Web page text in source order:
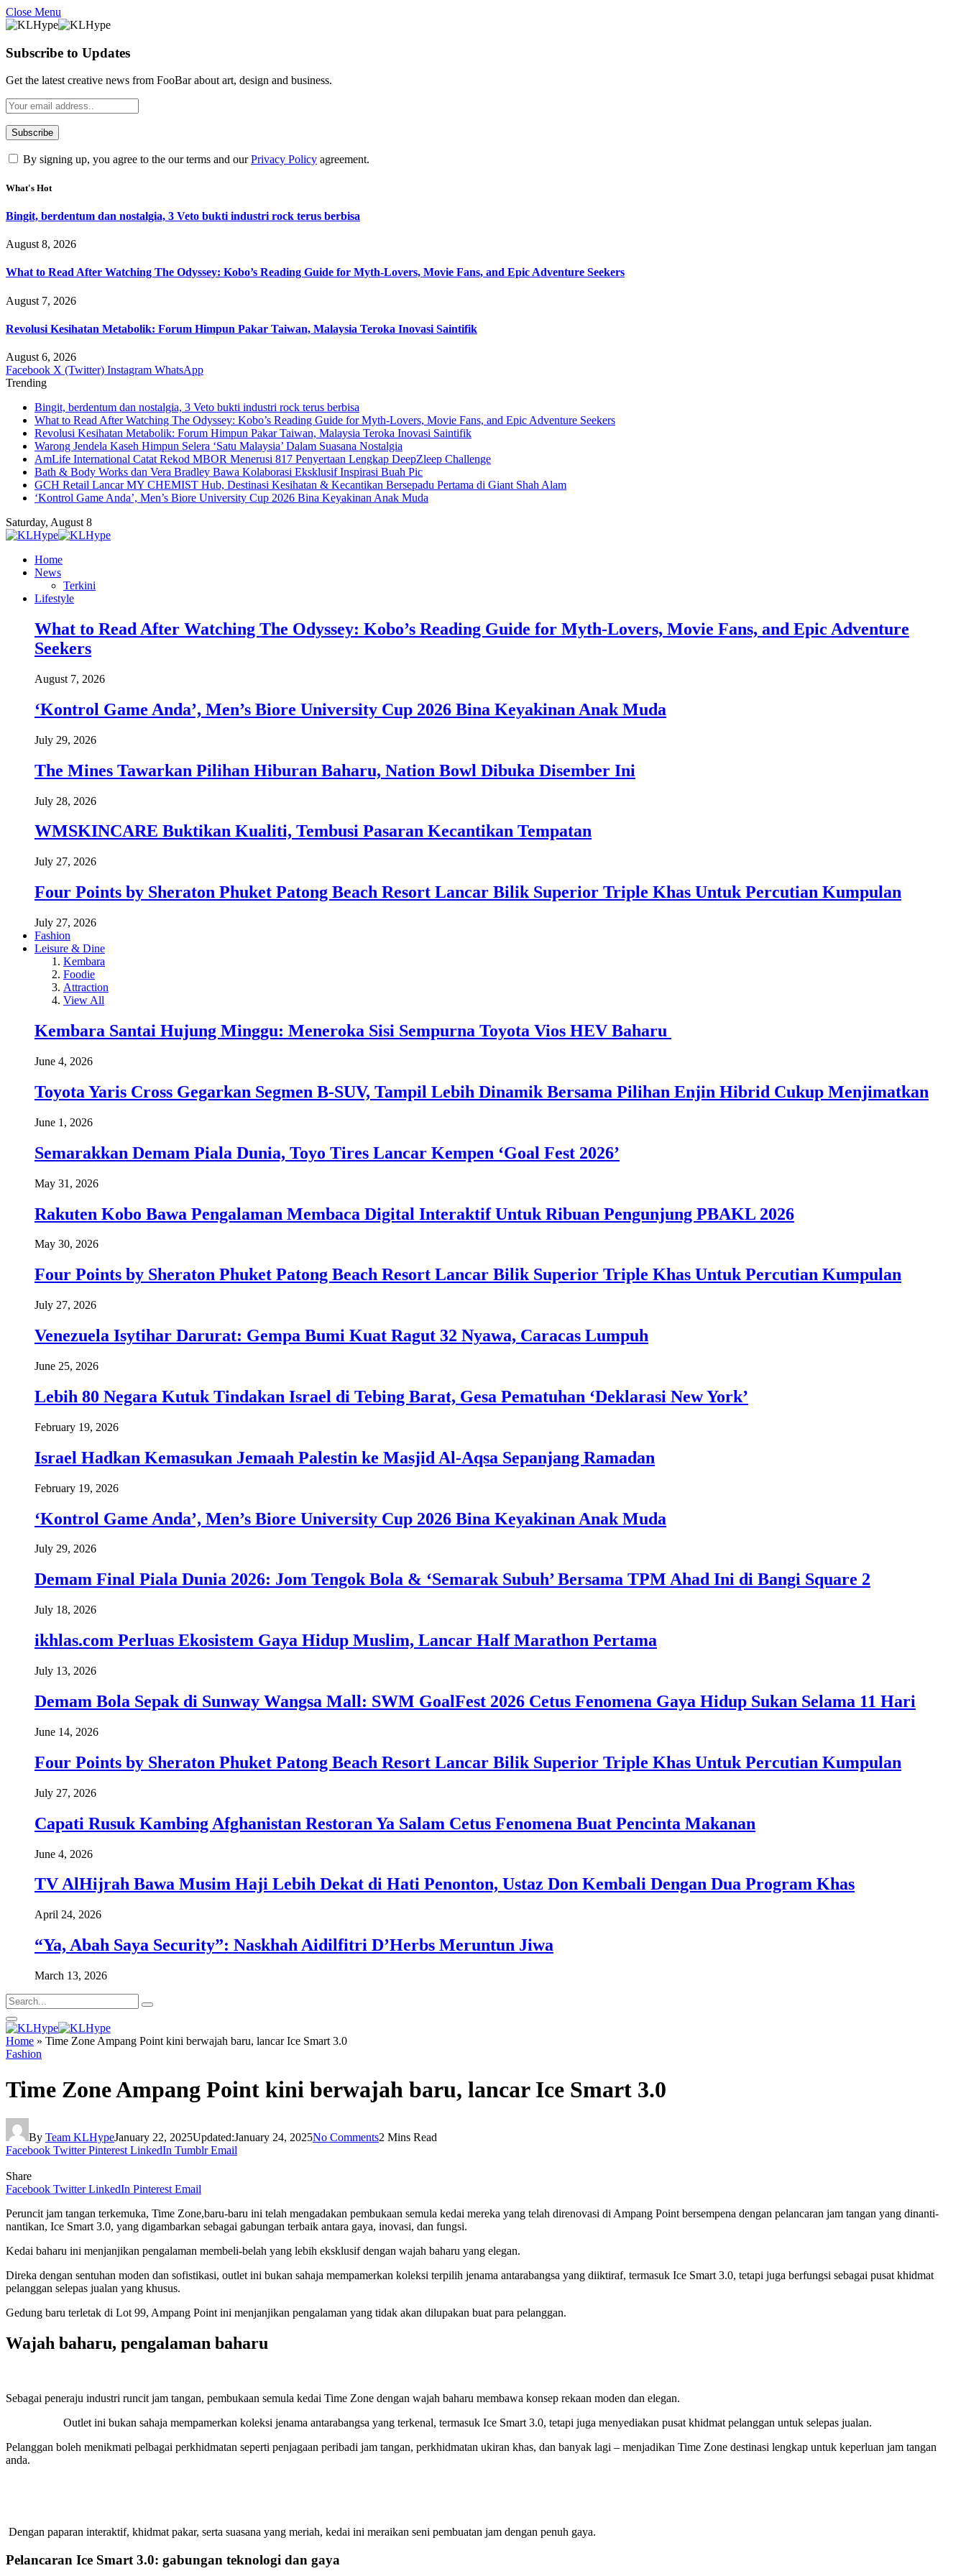
Close Menu
Subscribe to Updates
Get the latest creative news from FooBar about art, design and business.
By signing up, you agree to the our terms and ourPrivacy Policy agreement.
What's Hot
Bingit, berdentum dan nostalgia, 3 Veto bukti industri rock terus berbisa
August 8, 2026
What to Read After Watching The Odyssey: Kobo’s Reading Guide for Myth-Lovers, Movie Fans, and Epic Adventure Seekers
August 7, 2026
Revolusi Kesihatan Metabolik: Forum Himpun Pakar Taiwan, Malaysia Teroka Inovasi Saintifik
August 6, 2026
Facebook X (Twitter) Instagram WhatsApp
Trending
Bingit, berdentum dan nostalgia, 3 Veto bukti industri rock terus berbisa
What to Read After Watching The Odyssey: Kobo’s Reading Guide for Myth-Lovers, Movie Fans, and Epic Adventure Seekers
Revolusi Kesihatan Metabolik: Forum Himpun Pakar Taiwan, Malaysia Teroka Inovasi Saintifik
Warong Jendela Kaseh Himpun Selera ‘Satu Malaysia’ Dalam Suasana Nostalgia
AmLife International Catat Rekod MBOR Menerusi 817 Penyertaan Lengkap DeepZleep Challenge
Bath & Body Works dan Vera Bradley Bawa Kolaborasi Eksklusif Inspirasi Buah Pic
GCH Retail Lancar MY CHEMIST Hub, Destinasi Kesihatan & Kecantikan Bersepadu Pertama di Giant Shah Alam
‘Kontrol Game Anda’, Men’s Biore University Cup 2026 Bina Keyakinan Anak Muda
Saturday, August 8
Home
News
Terkini
Lifestyle
What to Read After Watching The Odyssey: Kobo’s Reading Guide for Myth-Lovers, Movie Fans, and Epic Adventure
Seekers
August 7, 2026
‘Kontrol Game Anda’, Men’s Biore University Cup 2026 Bina Keyakinan Anak Muda
July 29, 2026
The Mines Tawarkan Pilihan Hiburan Baharu, Nation Bowl Dibuka Disember Ini
July 28, 2026
WMSKINCARE Buktikan Kualiti, Tembusi Pasaran Kecantikan Tempatan
July 27, 2026
Four Points by Sheraton Phuket Patong Beach Resort Lancar Bilik Superior Triple Khas Untuk Percutian Kumpulan
July 27, 2026
Fashion
Leisure & Dine
Kembara
Foodie
Attraction
View All
Kembara Santai Hujung Minggu: Meneroka Sisi Sempurna Toyota Vios HEV Baharu
June 4, 2026
Toyota Yaris Cross Gegarkan Segmen B-SUV, Tampil Lebih Dinamik Bersama Pilihan Enjin Hibrid Cukup Menjimatkan
June 1, 2026
Semarakkan Demam Piala Dunia, Toyo Tires Lancar Kempen ‘Goal Fest 2026’
May 31, 2026
Rakuten Kobo Bawa Pengalaman Membaca Digital Interaktif Untuk Ribuan Pengunjung PBAKL 2026
May 30, 2026
Four Points by Sheraton Phuket Patong Beach Resort Lancar Bilik Superior Triple Khas Untuk Percutian Kumpulan
July 27, 2026
Venezuela Isytihar Darurat: Gempa Bumi Kuat Ragut 32 Nyawa, Caracas Lumpuh
June 25, 2026
Lebih 80 Negara Kutuk Tindakan Israel di Tebing Barat, Gesa Pematuhan ‘Deklarasi New York’
February 19, 2026
Israel Hadkan Kemasukan Jemaah Palestin ke Masjid Al-Aqsa Sepanjang Ramadan
February 19, 2026
‘Kontrol Game Anda’, Men’s Biore University Cup 2026 Bina Keyakinan Anak Muda
July 29, 2026
Demam Final Piala Dunia 2026: Jom Tengok Bola & ‘Semarak Subuh’ Bersama TPM Ahad Ini di Bangi Square 2
July 18, 2026
ikhlas.com Perluas Ekosistem Gaya Hidup Muslim, Lancar Half Marathon Pertama
July 13, 2026
Demam Bola Sepak di Sunway Wangsa Mall: SWM GoalFest 2026 Cetus Fenomena Gaya Hidup Sukan Selama 11 Hari
June 14, 2026
Four Points by Sheraton Phuket Patong Beach Resort Lancar Bilik Superior Triple Khas Untuk Percutian Kumpulan
July 27, 2026
Capati Rusuk Kambing Afghanistan Restoran Ya Salam Cetus Fenomena Buat Pencinta Makanan
June 4, 2026
TV AlHijrah Bawa Musim Haji Lebih Dekat di Hati Penonton, Ustaz Don Kembali Dengan Dua Program Khas
April 24, 2026
“Ya, Abah Saya Security”: Naskhah Aidilfitri D’Herbs Meruntun Jiwa
March 13, 2026
Home » Time Zone Ampang Point kini berwajah baru, lancar Ice Smart 3.0
Fashion
Time Zone Ampang Point kini berwajah baru, lancar Ice Smart 3.0
By Team KLHypeJanuary 22, 2025Updated:January 24, 2025No Comments2 Mins Read
Facebook Twitter Pinterest LinkedIn Tumblr Email
Share
Facebook Twitter LinkedIn Pinterest Email
Peruncit jam tangan terkemuka, Time Zone,baru-baru ini telah mengadakan pembukaan semula kedai mereka yang telah direnovasi di Ampang Point bersempena dengan pelancaran jam tangan yang dinanti-
nantikan, Ice Smart 3.0, yang digambarkan sebagai gabungan terbaik antara gaya, inovasi, dan fungsi.
Kedai baharu ini menjanjikan pengalaman membeli-belah yang lebih eksklusif dengan wajah baharu yang elegan.
Direka dengan sentuhan moden dan sofistikasi, outlet ini bukan sahaja mempamerkan koleksi terpilih jenama antarabangsa yang diiktiraf, termasuk Ice Smart 3.0, tetapi juga berfungsi sebagai pusat khidmat
pelanggan selepas jualan yang khusus.
Gedung baru terletak di Lot 99, Ampang Point ini menjanjikan pengalaman yang tidak akan dilupakan buat para pelanggan.
Wajah baharu, pengalaman baharu
Sebagai peneraju industri runcit jam tangan, pembukaan semula kedai Time Zone dengan wajah baharu membawa konsep rekaan moden dan elegan.
Outlet ini bukan sahaja mempamerkan koleksi jenama antarabangsa yang terkenal, termasuk Ice Smart 3.0, tetapi juga menyediakan pusat khidmat pelanggan untuk selepas jualan.
Pelanggan boleh menikmati pelbagai perkhidmatan seperti penjagaan peribadi jam tangan, perkhidmatan ukiran khas, dan banyak lagi – menjadikan Time Zone destinasi lengkap untuk keperluan jam tangan
anda.
Dengan paparan interaktif, khidmat pakar, serta suasana yang meriah, kedai ini meraikan seni pembuatan jam dengan penuh gaya.
Pelancaran Ice Smart 3.0: gabungan teknologi dan gaya